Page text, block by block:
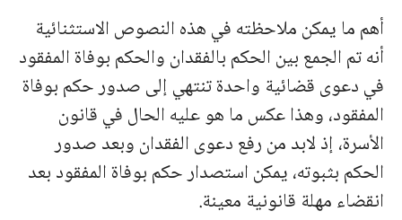
أهم ما يمكن ملاحظته في هذه النصوص الاستثنائية
أنه تم الجمع بين الحكم بالفقدان والحكم بوفاة المفقود
في دعوى قضائية واحدة تنتهي إلى صدور حكم بوفاة
المفقود، وهذا عكس ما هو عليه الحال في قانون
الأسرة، إذ لابد من رفع دعوى الفقدان وبعد صدور
الحكم بثبوته، يمكن استصدار حكم بوفاة المفقود بعد
انقضاء مهلة قانونية معينة.